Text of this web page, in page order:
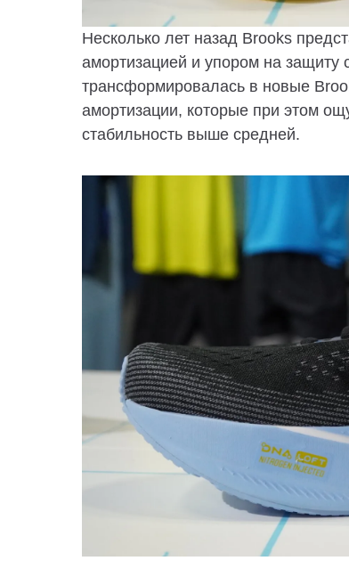
Несколько лет назад Brooks
амортизацией и упором на
трансформировалась в новые
амортизации, которые при этом
стабильность выше средней.